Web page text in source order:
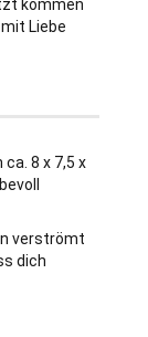
kommen
Liebe
8 x 7,5 x
verströmt
dich